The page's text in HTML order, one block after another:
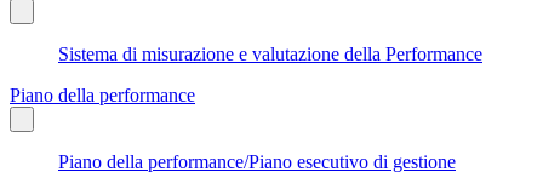
Sistema di misurazione e valutazione della Performance
Piano della performance
Piano della performance/Piano esecutivo di gestione